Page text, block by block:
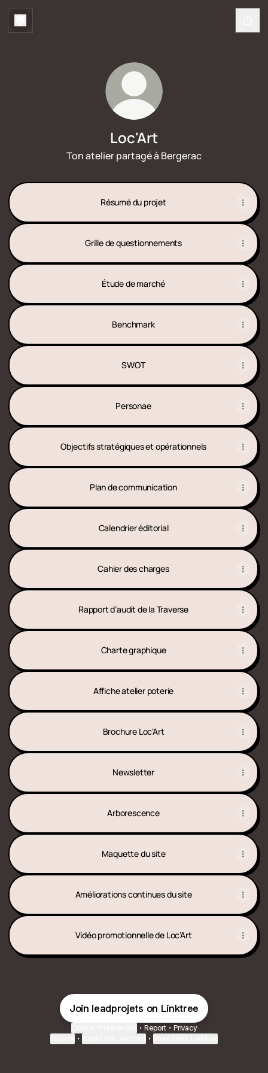
Loc'Art
Ton atelier partagé à Bergerac
Résumé du projet
Grille de questionnements
Étude de marché
Benchmark
SWOT
Personae
Objectifs stratégiques et opérationnels
Plan de communication
Calendrier éditorial
Cahier des charges
Rapport d’audit de la Traverse
Charte graphique
Affiche atelier poterie
Brochure Loc'Art
Newsletter
Arborescence
Maquette du site
Améliorations continues du site
Vidéo promotionnelle de Loc'Art
Join leadprojets on Linktree
• Report • Privacy
• •